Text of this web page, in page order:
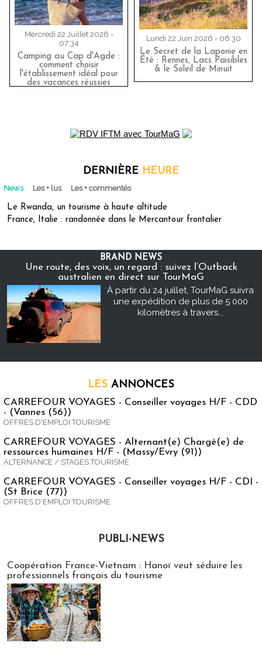
Mercredi 22 Juillet 2026 -
07:34
Camping au Cap d'Agde :
comment choisir
l'établissement idéal pour
des vacances réussies
Lundi 22 Juin 2026 - 06:30
Le Secret de la Laponie en
Été : Rennes, Lacs Paisibles
& le Soleil de Minuit
DERNIÈRE HEURE
News Les + lus Les + commentés
Le Rwanda, un tourisme à haute altitude
France, Italie : randonnée dans le Mercantour frontalier
BRAND NEWS
Une route, des voix, un regard : suivez l’Outback
australien en direct sur TourMaG
À partir du 24 juillet, TourMaG suivra
une expédition de plus de 5 000
kilomètres à travers...
LES ANNONCES
CARREFOUR VOYAGES - Conseiller voyages H/F - CDD
- (Vannes (56))
OFFRES D'EMPLOI TOURISME
CARREFOUR VOYAGES - Alternant(e) Chargé(e) de
ressources humaines H/F - (Massy/Evry (91))
ALTERNANCE / STAGES TOURISME
CARREFOUR VOYAGES - Conseiller voyages H/F - CDI -
(St Brice (77))
OFFRES D'EMPLOI TOURISME
PUBLI-NEWS
Coopération France-Vietnam : Hanoï veut séduire les
professionnels français du tourisme